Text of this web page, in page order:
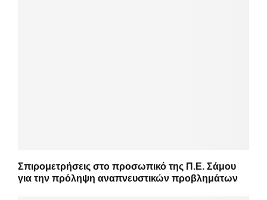
Σπιρομετρήσεις στο προσωπικό της Π.Ε. Σάμου
για την πρόληψη αναπνευστικών προβλημάτων